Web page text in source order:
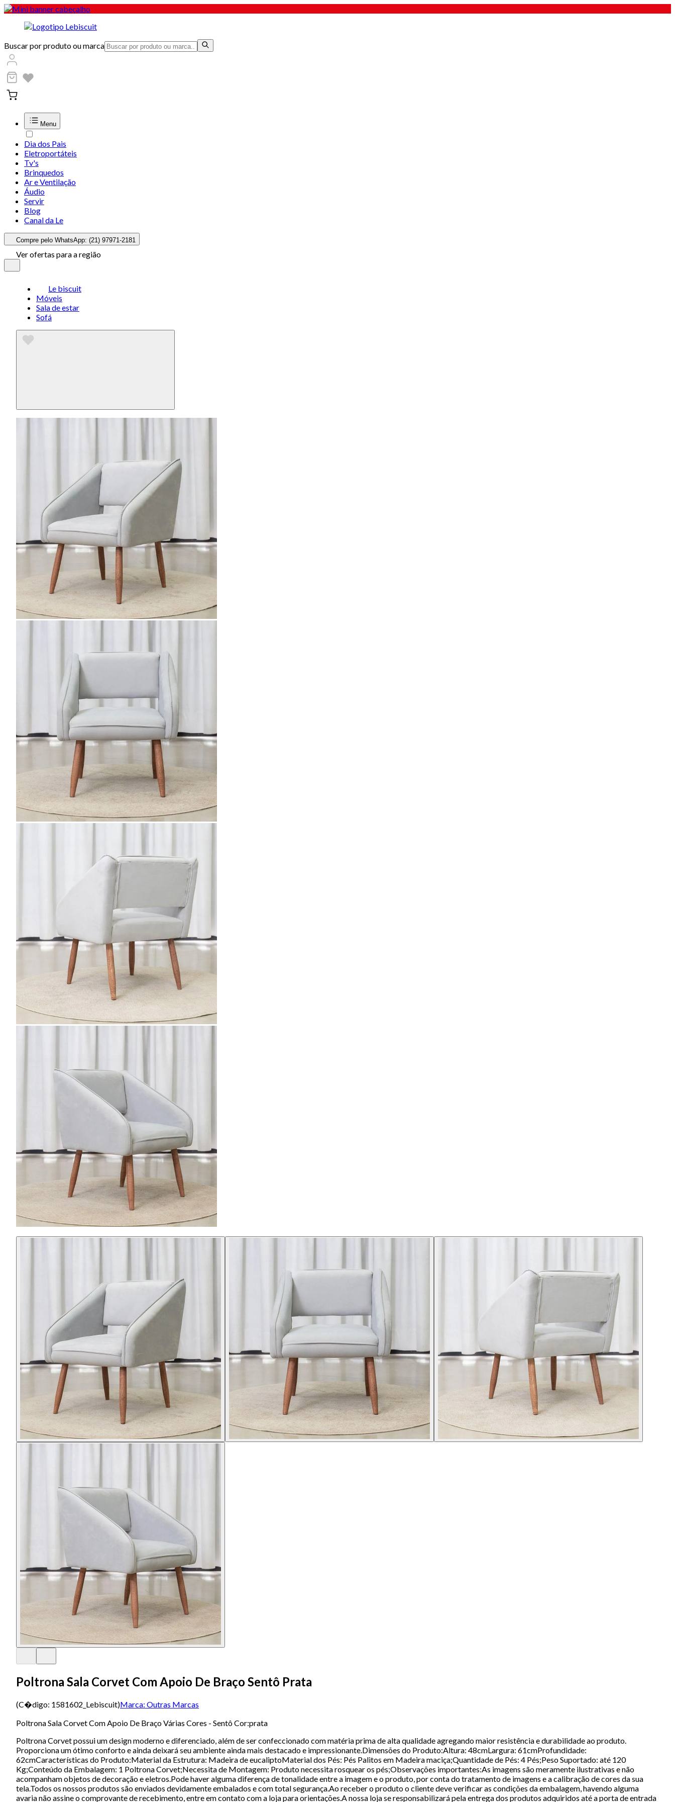
Buscar por produto ou marca
Menu
Dia dos Pais
Eletroportáteis
Tv's
Brinquedos
Ar e Ventilação
Áudio
Servir
Blog
Canal da Le
Compre pelo WhatsApp: (21) 97971-2181
Ver ofertas para a região
Le biscuit
Móveis
Sala de estar
Sofá
Poltrona Sala Corvet Com Apoio De Braço Sentô Prata
(C�digo: 1581602_Lebiscuit)Marca: Outras Marcas
Poltrona Sala Corvet Com Apoio De Braço Várias Cores - Sentô Cor:prata
Poltrona Corvet possui um design moderno e diferenciado, além de ser confeccionado com matéria prima de alta qualidade agregando maior resistência e durabilidade ao produto.
Proporciona um ótimo conforto e ainda deixará seu ambiente ainda mais destacado e impressionante.Dimensões do Produto:Altura: 48cmLargura: 61cmProfundidade:
62cmCaracterísticas do Produto:Material da Estrutura: Madeira de eucaliptoMaterial dos Pés: Pés Palitos em Madeira maciça;Quantidade de Pés: 4 Pés;Peso Suportado: até 120
Kg;Conteúdo da Embalagem: 1 Poltrona Corvet;Necessita de Montagem: Produto necessita rosquear os pés;Observações importantes:As imagens são meramente ilustrativas e não
acompanham objetos de decoração e eletros.Pode haver alguma diferença de tonalidade entre a imagem e o produto, por conta do tratamento de imagens e a calibração de cores da sua
tela.Todos os nossos produtos são enviados devidamente embalados e com total segurança.Ao receber o produto o cliente deve verificar as condições da embalagem, havendo alguma
avaria não assine o comprovante de recebimento, entre em contato com a loja para orientações.A nossa loja se responsabilizará pela entrega dos produtos adquiridos até a porta de entrada